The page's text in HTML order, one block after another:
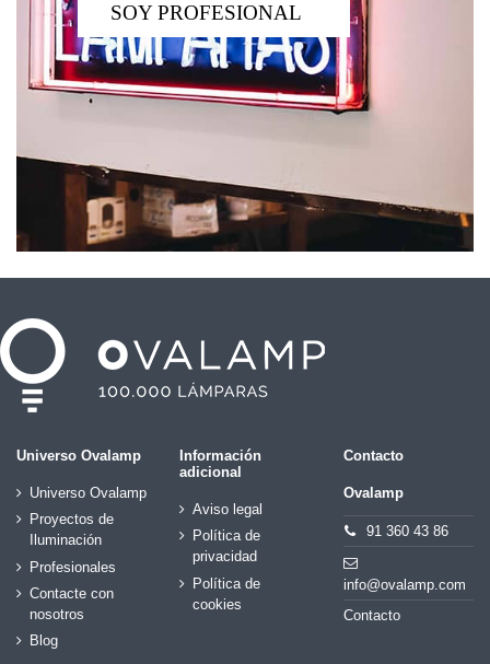
SOY PROFESIONAL
Universo Ovalamp
Universo Ovalamp
Proyectos de
Iluminación
Profesionales
Contacte con
nosotros
Blog
Información
adicional
Aviso legal
Política de
privacidad
Política de
cookies
Contacto
Ovalamp
91 360 43 86
info@ovalamp.com
Contacto